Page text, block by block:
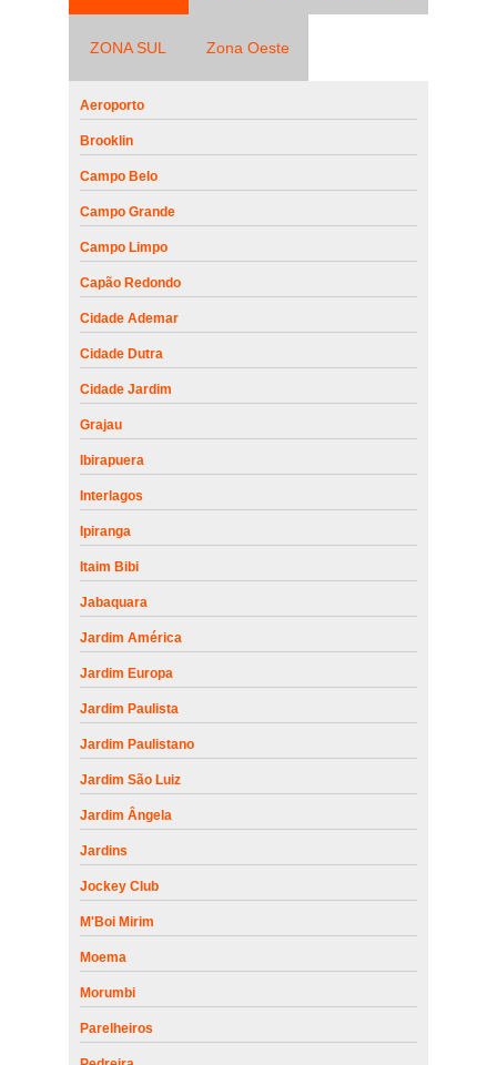
ZONA SUL Zona Oeste
Aeroporto
Brooklin
Campo Belo
Campo Grande
Campo Limpo
Capão Redondo
Cidade Ademar
Cidade Dutra
Cidade Jardim
Grajau
Ibirapuera
Interlagos
Ipiranga
Itaim Bibi
Jabaquara
Jardim América
Jardim Europa
Jardim Paulista
Jardim Paulistano
Jardim São Luiz
Jardim Ângela
Jardins
Jockey Club
M'Boi Mirim
Moema
Morumbi
Parelheiros